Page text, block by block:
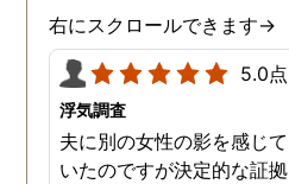
右にスクロールできます→
5.0点
浮気調査
夫に別の女性の影を感じて
いたのですが決定的な証拠